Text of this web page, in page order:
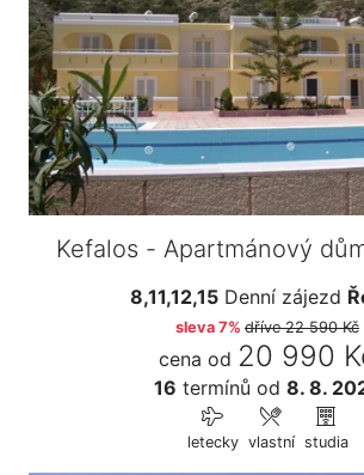
Kefalos - Apartmánový
8,11,12,15Denní zájezd
sleva 7% dříve22 590 Kč
cena od 20 990
16 termínů od 8. 8.
letecky vlastní studia